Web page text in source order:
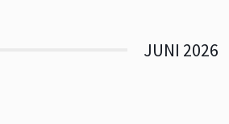
JUNI 2026